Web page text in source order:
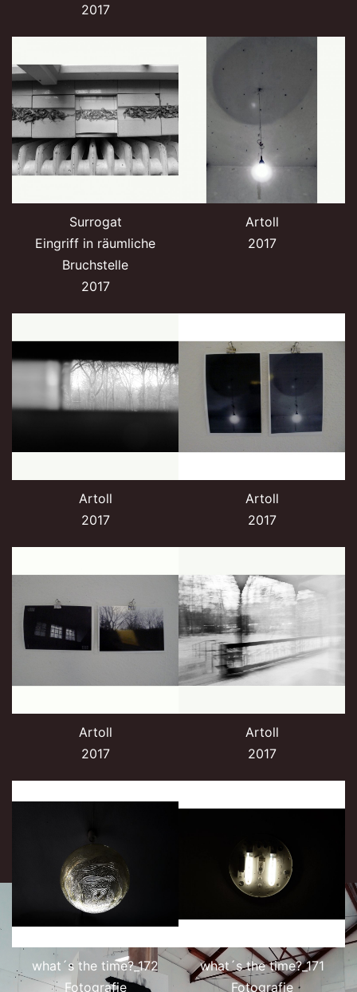
2017
Surrogat
Eingriff in räumliche
Bruchstelle
2017
Artoll
2017
Artoll
2017
Artoll
2017
Artoll
2017
Artoll
2017
what´s the time?_172
Fotografie
what´s the time?_171
Fotografie